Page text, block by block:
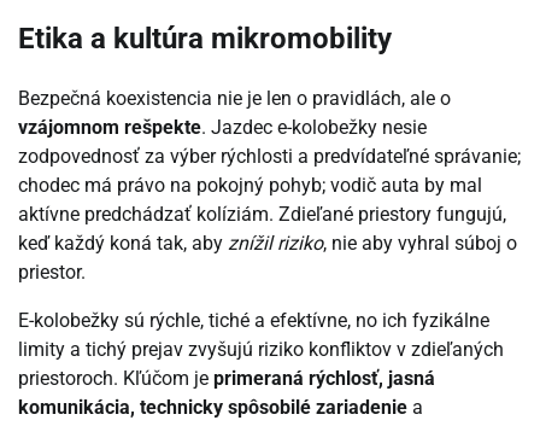
Etika a kultúra mikromobility
Bezpečná koexistencia nie je len o pravidlách, ale o
vzájomnom rešpekte. Jazdec e-kolobežky nesie
zodpovednosť za výber rýchlosti a predvídateľné správanie;
chodec má právo na pokojný pohyb; vodič auta by mal
aktívne predchádzať kolíziám. Zdieľané priestory fungujú,
keď každý koná tak, aby znížil riziko, nie aby vyhral súboj o
priestor.
E-kolobežky sú rýchle, tiché a efektívne, no ich fyzikálne
limity a tichý prejav zvyšujú riziko konfliktov v zdieľaných
priestoroch. Kľúčom je primeraná rýchlosť, jasná
komunikácia, technicky spôsobilé zariadenie a